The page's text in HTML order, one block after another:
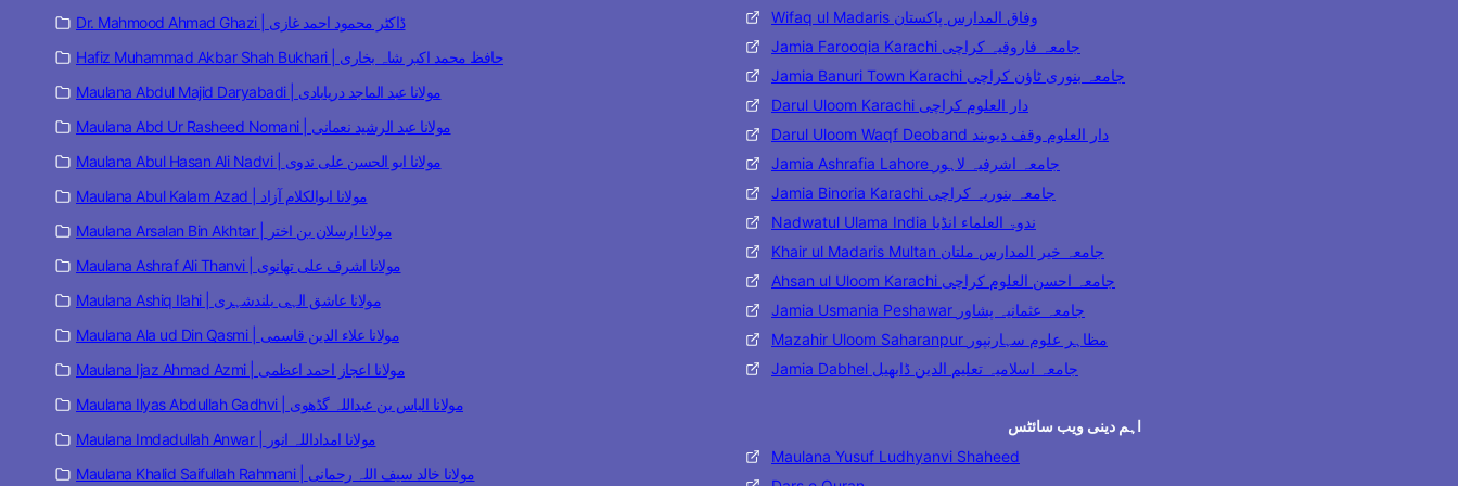
Dr. Mahmood Ahmad Ghazi | ڈاکٹر محمود احمد غازی
Hafiz Muhammad Akbar Shah Bukhari | حافظ محمد اکبر شاہ بخاری
Maulana Abdul Majid Daryabadi | مولانا عبد الماجد دریابادی
Maulana Abd Ur Rasheed Nomani | مولانا عبد الرشید نعمانی
Maulana Abul Hasan Ali Nadvi | مولانا ابو الحسن علی ندوی
Maulana Abul Kalam Azad | مولانا ابوالکلام آزاد
Maulana Arsalan Bin Akhtar | مولانا ارسلان بن اختر
Maulana Ashraf Ali Thanvi | مولانا اشرف علی تھانوی
Maulana Ashiq Ilahi | مولانا عاشق الہی بلندشہری
Maulana Ala ud Din Qasmi | مولانا علاء الدین قاسمی
Maulana Ijaz Ahmad Azmi | مولانا اعجاز احمد اعظمی
Maulana Ilyas Abdullah Gadhvi | مولانا الیاس بن عبداللہ گڈھوی
Maulana Imdadullah Anwar | مولانا امداداللہ انور
Maulana Khalid Saifullah Rahmani | مولانا خالد سیف اللہ رحمانی
Wifaq ul Madaris وفاق المدارس پاکستان
Jamia Farooqia Karachi جامعہ فاروقیہ کراچی
Jamia Banuri Town Karachi جامعہ بنوری ٹاؤن کراچی
Darul Uloom Karachi دار العلوم کراچی
Darul Uloom Waqf Deoband دار العلوم وقف دیوبند
Jamia Ashrafia Lahore جامعہ اشرفیہ لاہور
Jamia Binoria Karachi جامعہ بنوریہ کراچی
Nadwatul Ulama India ندوۃ العلماء انڈیا
Khair ul Madaris Multan جامعہ خیر المدارس ملتان
Ahsan ul Uloom Karachi جامعہ احسن العلوم کراچی
Jamia Usmania Peshawar جامعہ عثمانیہ پشاور
Mazahir Uloom Saharanpur مظاہر علوم سہارنپور
Jamia Dabhel جامعہ اسلامیہ تعلیم الدین ڈابھیل
اہم دینی ویب سائٹس
Maulana Yusuf Ludhyanvi Shaheed